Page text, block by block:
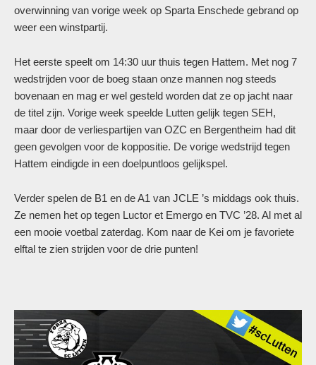
overwinning van vorige week op Sparta Enschede gebrand op
weer een winstpartij.
Het eerste speelt om 14:30 uur thuis tegen Hattem. Met nog 7
wedstrijden voor de boeg staan onze mannen nog steeds
bovenaan en mag er wel gesteld worden dat ze op jacht naar
de titel zijn. Vorige week speelde Lutten gelijk tegen SEH,
maar door de verliespartijen van OZC en Bergentheim had dit
geen gevolgen voor de koppositie. De vorige wedstrijd tegen
Hattem eindigde in een doelpuntloos gelijkspel.
Verder spelen de B1 en de A1 van JCLE ’s middags ook thuis.
Ze nemen het op tegen Luctor et Emergo en TVC ’28. Al met al
een mooie voetbal zaterdag. Kom naar de Kei om je favoriete
elftal te zien strijden voor de drie punten!